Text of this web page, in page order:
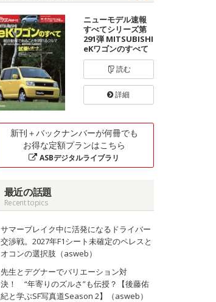
ニューモデル速報
すべてシリーズ第
291弾 MITSUBISHI
eKワゴンのすべて
読む
詳細
新刊＋バックナンバーが何冊でも
お得な定額プランはこちら
ASBデジタルライブラリ
最近の話題
Recent topics
サマーブレイク中に活発になるドライバー
交渉戦。2027年F1シート未確定のペレスと
オコンの選択肢（asweb）
先生とデグナーでバリエーション対
決！ “年寄りのズルさ”も伝授？【後藤佑
紀と学ぶSF写真道Season 2】（asweb）